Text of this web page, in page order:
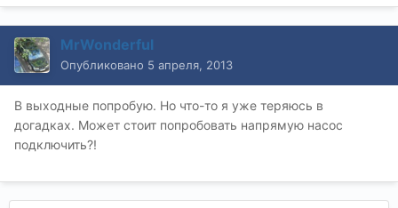
MrWonderful
Опубликовано 5 апреля, 2013
В выходные попробую. Но что-то я уже теряюсь в
догадках. Может стоит попробовать напрямую насос
подключить?!